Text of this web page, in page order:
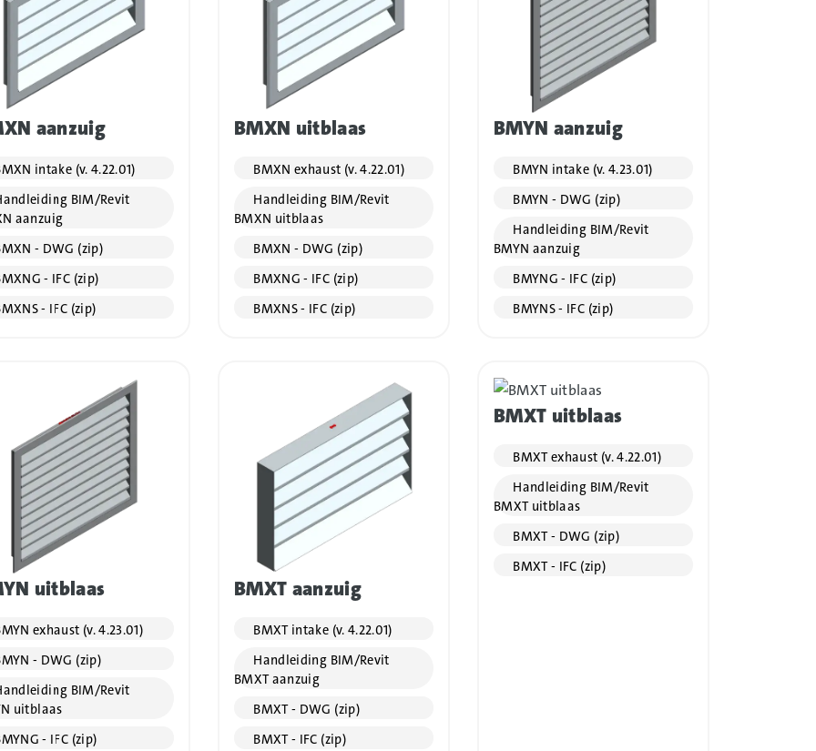
aanzuig
intake (v. 4.22.01)
BIM/Revit
aanzuig
- DWG (zip)
- IFC (zip)
- IFC (zip)
BMXN uitblaas
BMXN exhaust (v. 4.22.01)
Handleiding BIM/Revit
BMXN uitblaas
BMXN - DWG (zip)
BMXNG - IFC (zip)
BMXNS - IFC (zip)
BMYN aanzuig
BMYN intake (v. 4.23.01)
BMYN - DWG (zip)
Handleiding BIM/Revit
BMYN aanzuig
BMYNG - IFC (zip)
BMYNS - IFC (zip)
uitblaas
exhaust (v. 4.23.01)
- DWG (zip)
BIM/Revit
uitblaas
- IFC (zip)
BMXT aanzuig
BMXT intake (v. 4.22.01)
Handleiding BIM/Revit
BMXT aanzuig
BMXT - DWG (zip)
BMXT - IFC (zip)
BMXT uitblaas
BMXT exhaust (v. 4.22.01)
Handleiding BIM/Revit
BMXT uitblaas
BMXT - DWG (zip)
BMXT - IFC (zip)